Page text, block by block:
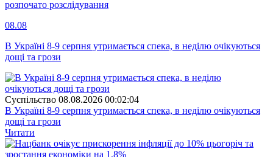
розпочато розслідування
08.08
В Україні 8-9 серпня утримається спека, в неділю очікуються
дощі та грози
Суспiльство 08.08.2026 00:02:04
В Україні 8-9 серпня утримається спека, в неділю очікуються
дощі та грози
Читати